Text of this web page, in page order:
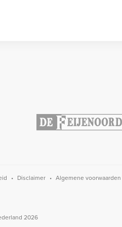
Disclaimer Algemene voorwaarden
2026